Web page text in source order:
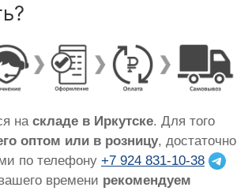
на складе в Иркутске. Для того
оптом или в розницу, достаточно
по телефону +7 924 831-10-38
времени рекомендуем